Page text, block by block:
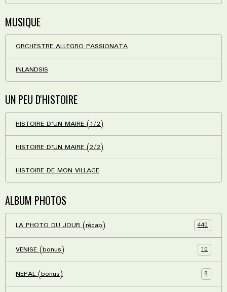
MUSIQUE
ORCHESTRE ALLEGRO PASSIONATA
INLANDSIS
UN PEU D'HISTOIRE
HISTOIRE D'UN MAIRE (1/2)
HISTOIRE D'UN MAIRE (2/2)
HISTOIRE DE MON VILLAGE
ALBUM PHOTOS
LA PHOTO DU JOUR (récap) 440
VENISE (bonus) 10
NEPAL (bonus) 8